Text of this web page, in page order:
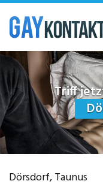
Skip
main
content
Triff
Dörsdorf, Taunus